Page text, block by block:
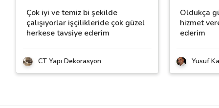
Çok iyi ve temiz bi şekilde
çalışıyorlar işçilikleride çok güzel
herkese tavsiye ederim
CT Yapı Dekorasyon
Oldukça
hizmet
ederim
Yusuf